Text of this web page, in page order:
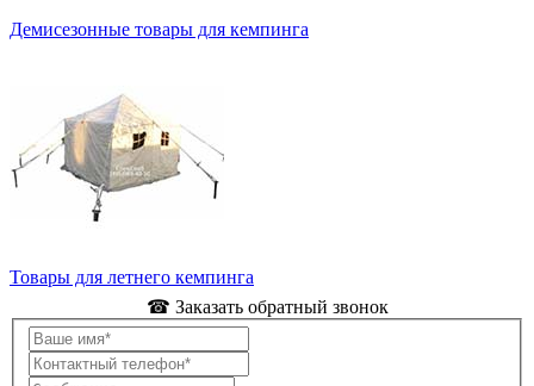
Демисезонные товары для кемпинга
Товары для летнего кемпинга
☎ Заказать обратный звонок